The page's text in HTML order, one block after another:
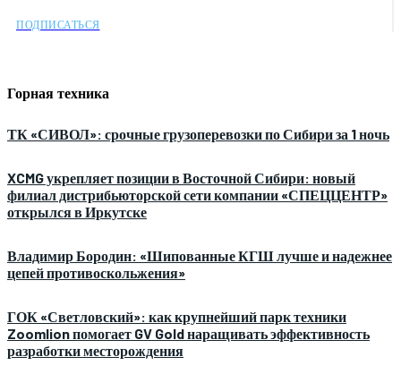
ПОДПИСАТЬСЯ
Горная техника
ТК «СИВОЛ»: срочные грузоперевозки по Сибири за 1 ночь
XCMG укрепляет позиции в Восточной Сибири: новый
филиал дистрибьюторской сети компании «СПЕЦЦЕНТР»
открылся в Иркутске
Владимир Бородин: «Шипованные КГШ лучше и надежнее
цепей противоскольжения»
ГОК «Светловский»: как крупнейший парк техники
Zoomlion помогает GV Gold наращивать эффективность
разработки месторождения